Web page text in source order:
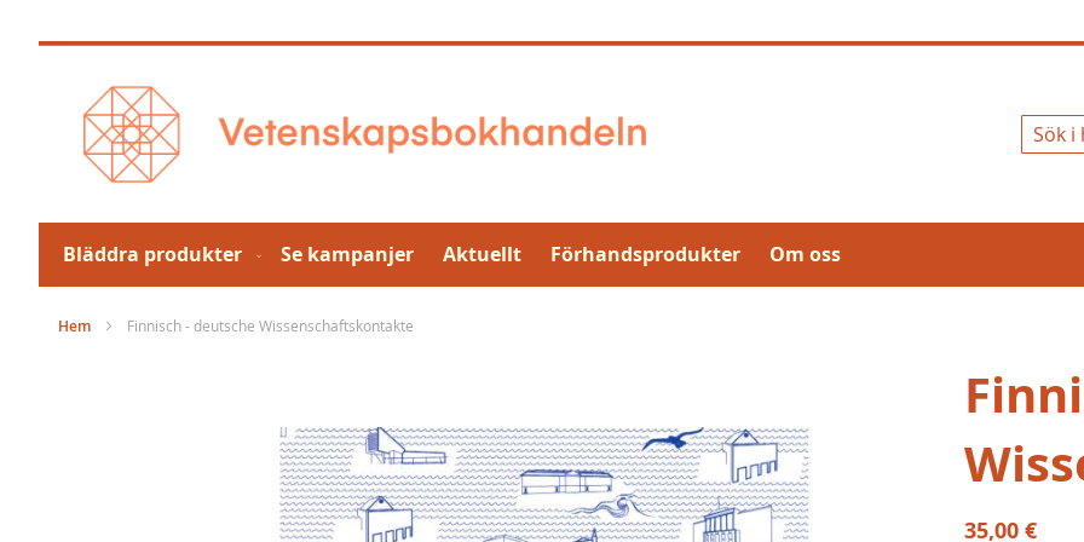
till
Bläddra produkter Se kampanjer Aktuellt Förhandsprodukter Om oss
Hem Finnisch - deutsche Wissenschaftskontakte
35,00 €